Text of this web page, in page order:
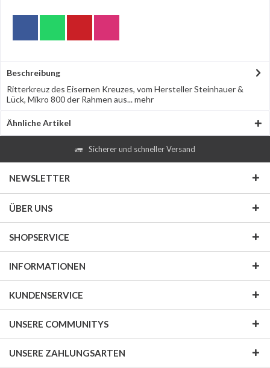
Beschreibung
Ritterkreuz des Eisernen Kreuzes, vom Hersteller Steinhauer &
Lück, Mikro 800 der Rahmen aus...mehr
Ähnliche Artikel
Sicherer und schneller Versand
NEWSLETTER
ÜBER UNS
SHOPSERVICE
INFORMATIONEN
KUNDENSERVICE
UNSERE COMMUNITYS
UNSERE ZAHLUNGSARTEN